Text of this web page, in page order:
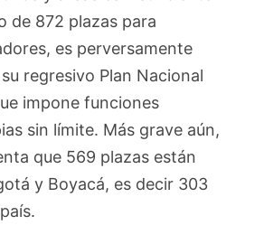
de 872 plazas para
es perversamente
regresivo Plan Nacional
impone funciones
sin límite. Más grave aún,
que 569 plazas están
y Boyacá, es decir 303